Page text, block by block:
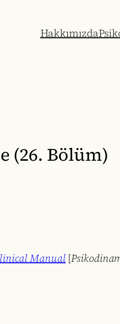
Hakkımızda
(26. Bölüm)
Manual[